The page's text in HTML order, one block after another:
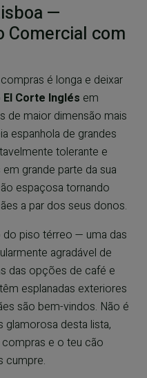
—
Comercial com
é longa e deixar
El Corte Inglés em
de maior dimensão mais
espanhola de grandes
tolerante e
grande parte da sua
espaçosa tornando
a par dos seus donos.
piso térreo — uma das
agradável de
das opções de café e
esplanadas exteriores
são bem-vindos. Não é
glamorosa desta lista,
e o teu cão
cumpre.